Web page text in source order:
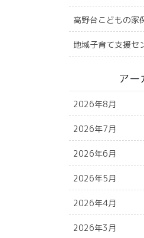
高野台こどもの家
地域子育て支援セ
アー
2026年8月
2026年7月
2026年6月
2026年5月
2026年4月
2026年3月